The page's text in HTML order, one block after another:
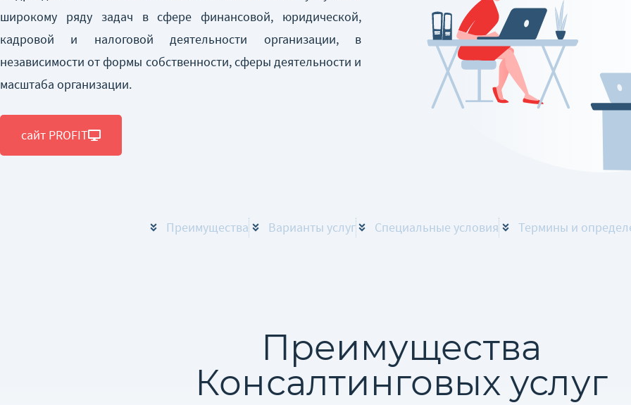
широкому ряду задач в сфере финансовой, юридической,
кадровой и налоговой деятельности организации, в
независимости от формы собственности, сферы деятельности и
масштаба организации.
сайт PROFIT
Преимущества Варианты услуг Специальные условия Термины и
Преимущества
Консалтинговых услуг